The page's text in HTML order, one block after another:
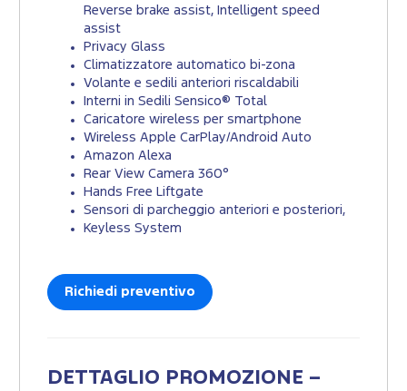
Reverse brake assist, Intelligent speed
assist
Privacy Glass
Climatizzatore automatico bi-zona
Volante e sedili anteriori riscaldabili
Interni in Sedili Sensico® Total
Caricatore wireless per smartphone
Wireless Apple CarPlay/Android Auto
Amazon Alexa
Rear View Camera 360°
Hands Free Liftgate
Sensori di parcheggio anteriori e posteriori,
Keyless System
Richiedi preventivo
DETTAGLIO PROMOZIONE –